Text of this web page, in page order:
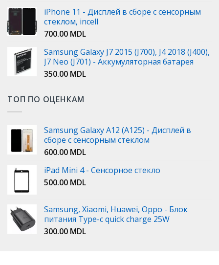
iPhone 11 - Дисплей в сборе с сенсорным
стеклом, incell
700.00 MDL
Samsung Galaxy J7 2015 (J700), J4 2018 (J400),
J7 Neo (J701) - Аккумуляторная батарея
350.00 MDL
ТОП ПО ОЦЕНКАМ
Samsung Galaxy A12 (A125) - Дисплей в
сборе с сенсорным стеклом
600.00 MDL
iPad Mini 4 - Сенсорное стекло
500.00 MDL
Samsung, Xiaomi, Huawei, Oppo - Блок
питания Type-c quick charge 25W
300.00 MDL